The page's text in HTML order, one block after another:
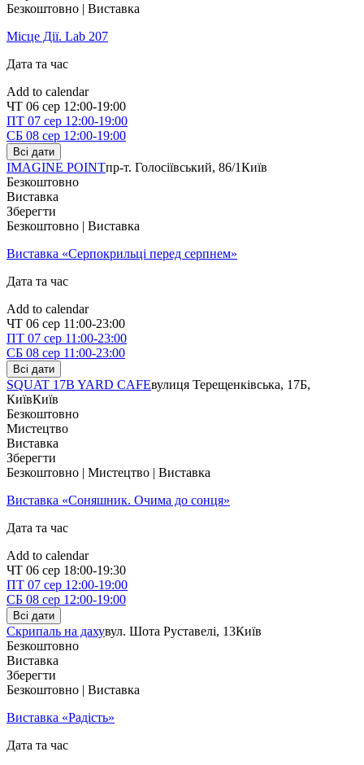
Безкоштовно | Виставка
Місце Дії. Lab 207
Дата та час
Add to calendar
ЧТ 06 сер 12:00-19:00
ПТ 07 сер 12:00-19:00
СБ 08 сер 12:00-19:00
Всі дати
IMAGINE POINTпр-т. Голосіївський, 86/1Київ
Безкоштовно
Виставка
Зберегти
Безкоштовно | Виставка
Виставка «Серпокрильці перед серпнем»
Дата та час
Add to calendar
ЧТ 06 сер 11:00-23:00
ПТ 07 сер 11:00-23:00
СБ 08 сер 11:00-23:00
Всі дати
SQUAT 17B YARD CAFEвулиця Терещенківська, 17Б,
КиївКиїв
Безкоштовно
Мистецтво
Виставка
Зберегти
Безкоштовно | Мистецтво | Виставка
Виставка «Соняшник. Очима до сонця»
Дата та час
Add to calendar
ЧТ 06 сер 18:00-19:30
ПТ 07 сер 12:00-19:00
СБ 08 сер 12:00-19:00
Всі дати
Скрипаль на дахувул. Шота Руставелі, 13Київ
Безкоштовно
Виставка
Зберегти
Безкоштовно | Виставка
Виставка «Радість»
Дата та час